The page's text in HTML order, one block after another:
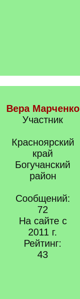
Вера Марченко
Участник
Красноярский
край
Богучанский
район
Сообщений:
72
На сайте с
2011 г.
Рейтинг:
43